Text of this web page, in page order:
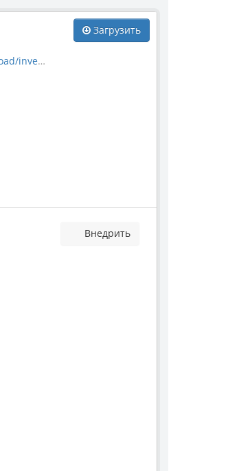
Загрузить
Внедрить